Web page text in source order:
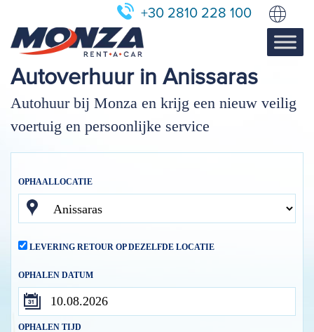
+30 2810 228 100
Autoverhuur in Anissaras
Autohuur bij Monza en krijg een nieuw veilig
voertuig en persoonlijke service
OPHAALLOCATIE
LEVERING RETOUR OP DEZELFDE LOCATIE
OPHALEN DATUM
OPHALEN TIJD